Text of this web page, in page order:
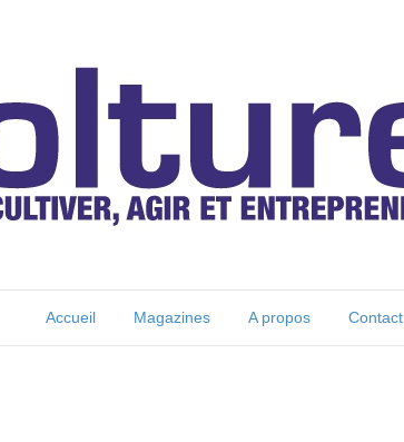
Accueil Magazines A propos Contact